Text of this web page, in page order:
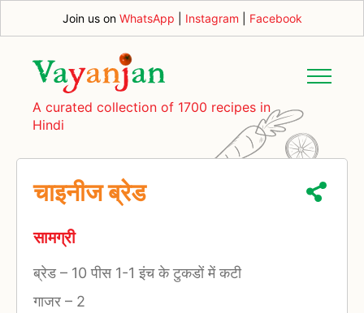
Join us on WhatsApp Instagram Facebook
A curated collection of 1700 recipes in
Hindi
चाइनीज ब्रेड
सामग्री
ब्रेड– 10 पीस 1-1 इंच के टुकडों में कटी
गाजर – 2